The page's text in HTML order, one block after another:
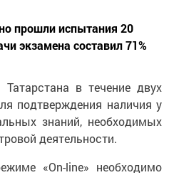
прошли испытания 20
экзамена составил 71%
в течение двух
подтверждения наличия у
знаний, необходимых
деятельности.
«On-line» необходимо